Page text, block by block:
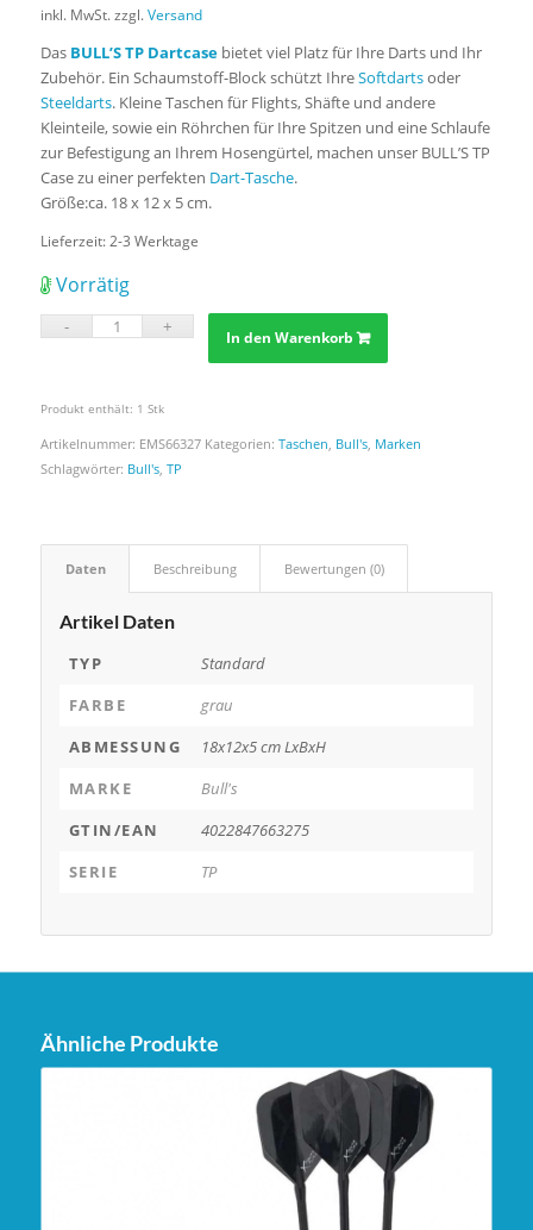
inkl. MwSt. zzgl.Versand
Das BULL’S TP Dartcasebietet viel Platz für Ihre Darts und Ihr
Zubehör. Ein Schaumstoff-Block schützt IhreSoftdartsoder
Steeldarts. Kleine Taschen für Flights, Shäfte und andere
Kleinteile, sowie ein Röhrchen für Ihre Spitzen und eine Schlaufe
zur Befestigung an Ihrem Hosengürtel, machen unser BULL’S TP
Case zu einer perfekten Dart-Tasche.
Größe:ca. 18 x 12 x 5 cm.
Lieferzeit:2-3 Werktage
Vorrätig
In den Warenkorb
Produkt enthält: 1 Stk
Artikelnummer: EMS66327 Kategorien: Taschen Bull's, Marken
Schlagwörter: Bull's, TP
Daten Beschreibung Bewertungen (0)
Artikel Daten
TYP
Standard
FARBE
grau
ABMESSUNG
18x12x5 cm LxBxH
MARKE
Bull's
GTIN/EAN
4022847663275
SERIE
TP
Ähnliche Produkte